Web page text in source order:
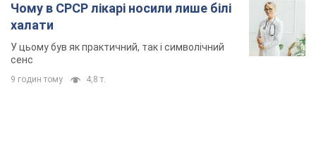
Чому в СРСР лікарі носили лише білі
халати
У цьому був як практичний, так і символічний
сенс
9 годин тому 4,8 т.